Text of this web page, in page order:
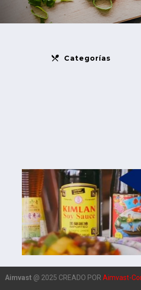
Categorías
Aimvast @ 2025 CREADO POR Aimvast-